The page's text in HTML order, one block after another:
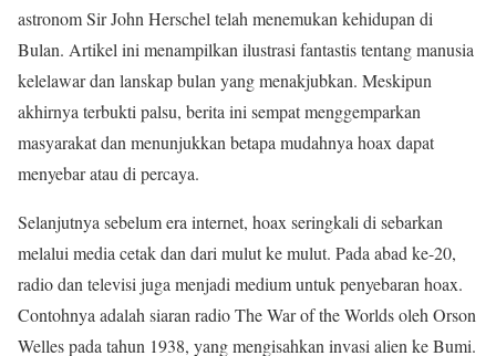
astronom Sir John Herschel telah menemukan kehidupan di
Bulan. Artikel ini menampilkan ilustrasi fantastis tentang manusia
kelelawar dan lanskap bulan yang menakjubkan. Meskipun
akhirnya terbukti palsu, berita ini sempat menggemparkan
masyarakat dan menunjukkan betapa mudahnya hoax dapat
menyebar atau di percaya.
Selanjutnya sebelum era internet, hoax seringkali di sebarkan
melalui media cetak dan dari mulut ke mulut. Pada abad ke-20,
radio dan televisi juga menjadi medium untuk penyebaran hoax.
Contohnya adalah siaran radio The War of the Worlds oleh Orson
Welles pada tahun 1938, yang mengisahkan invasi alien ke Bumi.